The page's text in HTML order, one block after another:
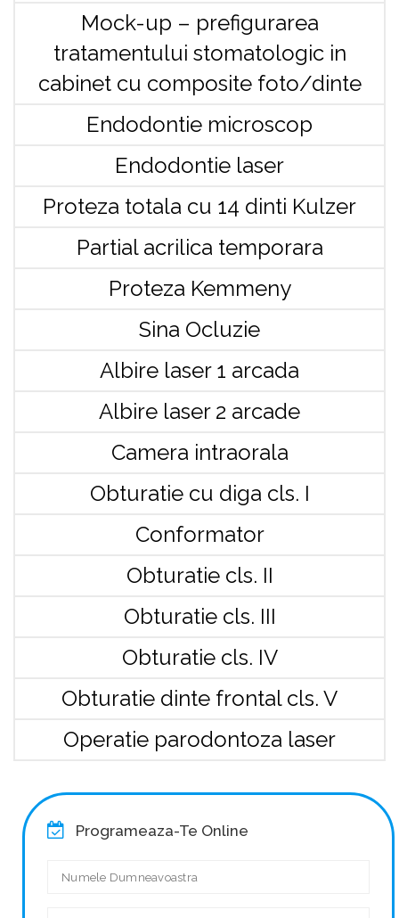
Mock-up – prefigurarea
tratamentului stomatologic in
cabinet cu composite foto/dinte
Endodontie microscop
Endodontie laser
Proteza totala cu 14 dinti Kulzer
Partial acrilica temporara
Proteza Kemmeny
Sina Ocluzie
Albire laser 1 arcada
Albire laser 2 arcade
Camera intraorala
Obturatie cu diga cls. I
Conformator
Obturatie cls. II
Obturatie cls. III
Obturatie cls. IV
Obturatie dinte frontal cls. V
Operatie parodontoza laser
Programeaza-Te Online